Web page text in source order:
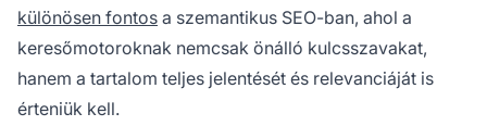
különösen fontos a szemantikus SEO-ban, ahol a
keresőmotoroknak nemcsak önálló kulcsszavakat,
hanem a tartalom teljes jelentését és relevanciáját is
érteniük kell.